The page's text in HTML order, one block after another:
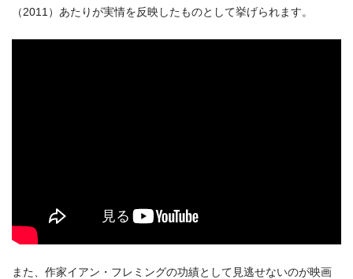
（2011）あたりが実情を反映したものとして挙げられます。
また、作家イアン・フレミングの功績として見逃せないのが映画